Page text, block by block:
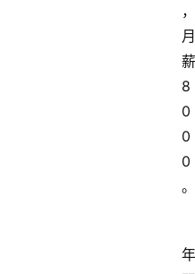
，
月
薪
8
0
0
0
。
年